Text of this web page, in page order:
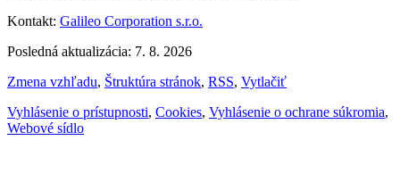
Kontakt: Galileo Corporation s.r.o.
Posledná aktualizácia: 7. 8. 2026
Zmena vzhľadu, Štruktúra stránok, RSS, Vytlačiť
Vyhlásenie o prístupnosti, Cookies, Vyhlásenie o ochrane súkromia,
Webové sídlo